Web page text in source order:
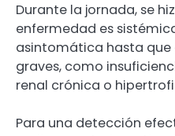
Durante la jornada, se
enfermedad es
asintomática hasta
graves, como
renal crónica o
Para una detección